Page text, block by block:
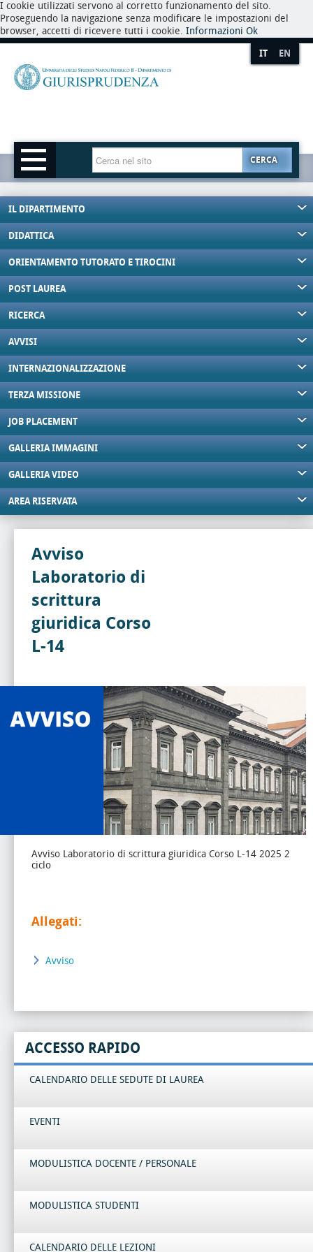
I cookie utilizzati servono al corretto funzionamento del sito.
Proseguendo la navigazione senza modificare le impostazioni del
browser, accetti di ricevere tutti i cookie. Informazioni Ok
IT EN
CERCA
IL DIPARTIMENTO
DIDATTICA
ORIENTAMENTO TUTORATO E TIROCINI
POST LAUREA
RICERCA
AVVISI
INTERNAZIONALIZZAZIONE
TERZA MISSIONE
JOB PLACEMENT
GALLERIA IMMAGINI
GALLERIA VIDEO
AREA RISERVATA
Avviso
Laboratorio di
scrittura
giuridica Corso
L-14
Avviso Laboratorio di scrittura giuridica Corso L-14 2025 2
ciclo
Allegati:
Avviso
ACCESSO RAPIDO
CALENDARIO DELLE SEDUTE DI LAUREA
EVENTI
MODULISTICA DOCENTE / PERSONALE
MODULISTICA STUDENTI
CALENDARIO DELLE LEZIONI